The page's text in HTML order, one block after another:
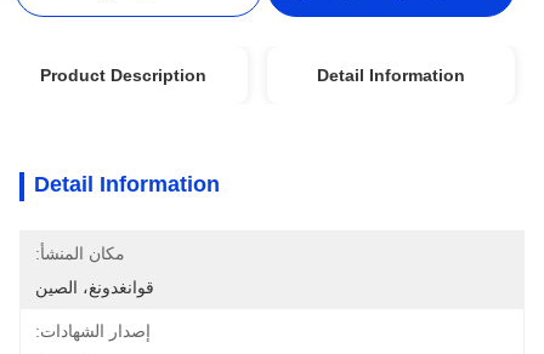
Detail Information
Product Description
Detail Information
مكان المنشأ:
قوانغدونغ، الصين
إصدار الشهادات: